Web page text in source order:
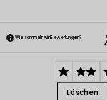
Wie sammeln wir Bewertungen?
Löschen